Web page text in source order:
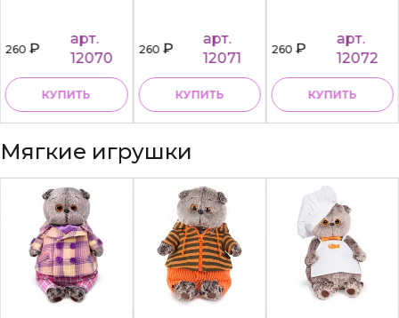
260₽
арт.
12070
КУПИТЬ
260₽
арт.
12071
КУПИТЬ
260₽
арт.
12072
КУПИТЬ
Мягкие игрушки